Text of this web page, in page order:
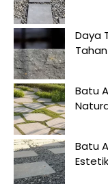
Daya
Batu
Batu